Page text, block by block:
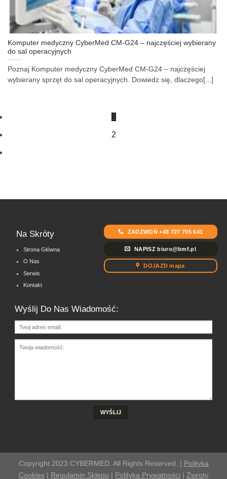
Komputer medyczny CyberMed CM-G24 – najczęściej wybierany
do sal operacyjnych
Poznaj Komputer medyczny CyberMed CM-G24 – najczęściej
wybierany sprzęt do sal operacyjnych. Dowiedz się, dlaczego[...]
1
2
Na Skróty
Strona Główna
O Nas
Serwis
Kontakt
ZADZWOŃ +48 727 705 641
NAPISZ biuro@bmf.pl
DOJAZD mapa
Wyślij Do Nas Wiadomość:
Copyright 2023 CYBERMED. All Rights Reserved. | Polityka
Cookies | Regulamin Sklepu | Polityka Prywatności | Zwroty